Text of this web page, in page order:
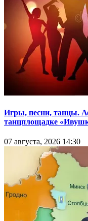
Игры, песни, танцы.
танцплощадке
07 августа, 2026 14:30